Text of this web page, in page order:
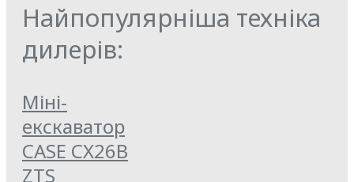
Найпопулярніша техніка
дилерів:
Міні-
екскаватор
CASE CX26B
ZTS